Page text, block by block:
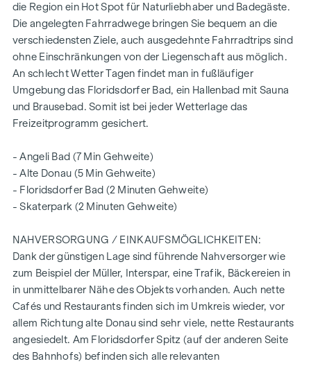
die Region ein Hot Spot für Naturliebhaber und Badegäste.
Die angelegten Fahrradwege bringen Sie bequem an die
verschiedensten Ziele, auch ausgedehnte Fahrradtrips sind
ohne Einschränkungen von der Liegenschaft aus möglich.
An schlecht Wetter Tagen findet man in fußläufiger
Umgebung das Floridsdorfer Bad, ein Hallenbad mit Sauna
und Brausebad. Somit ist bei jeder Wetterlage das
Freizeitprogramm gesichert.
- Angeli Bad (7 Min Gehweite)
- Alte Donau (5 Min Gehweite)
- Floridsdorfer Bad (2 Minuten Gehweite)
- Skaterpark (2 Minuten Gehweite)
NAHVERSORGUNG / EINKAUFSMÖGLICHKEITEN:
Dank der günstigen Lage sind führende Nahversorger wie
zum Beispiel der Müller, Interspar, eine Trafik, Bäckereien in
in unmittelbarer Nähe des Objekts vorhanden. Auch nette
Cafés und Restaurants finden sich im Umkreis wieder, vor
allem Richtung alte Donau sind sehr viele, nette Restaurants
angesiedelt. Am Floridsdorfer Spitz (auf der anderen Seite
des Bahnhofs) befinden sich alle relevanten